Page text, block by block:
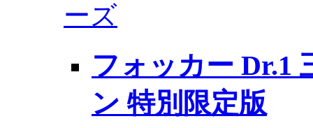
ーズ
フォッカー Dr.1
ン 特別限定版